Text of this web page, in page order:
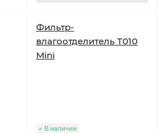
Фильтр-
влагоотделитель T010
Mini
В наличии